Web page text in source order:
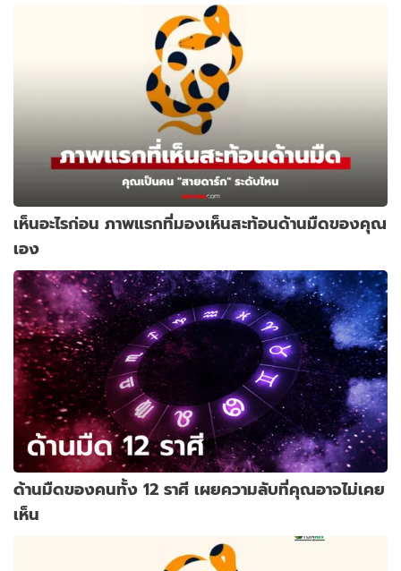
เห็นอะไรก่อน ภาพแรกที่มองเห็นสะท้อนด้านมืดของคุณ
เอง
ด้านมืดของคนทั้ง 12 ราศี เผยความลับที่คุณอาจไม่เคย
เห็น